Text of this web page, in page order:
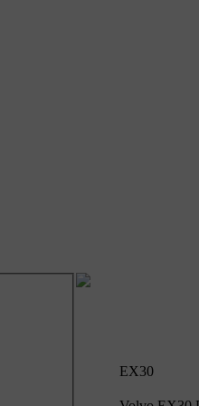
EX30